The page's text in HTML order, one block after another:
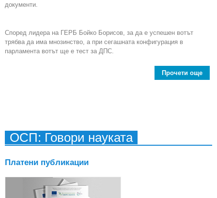
документи.
Според лидера на ГЕРБ Бойко Борисов, за да е успешен вотът
трябва да има мнозинство, а при сегашната конфигурация в
парламента вотът ще е тест за ДПС.
Прочети още
ОСП: Говори науката
Платени публикации